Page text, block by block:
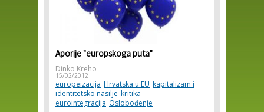
Aporije "europskoga puta"
Dinko Kreho
15/02/2012
europeizacija Hrvatska u EU kapitalizam i
identitetsko nasilje kritika
eurointegracija Oslobođenje